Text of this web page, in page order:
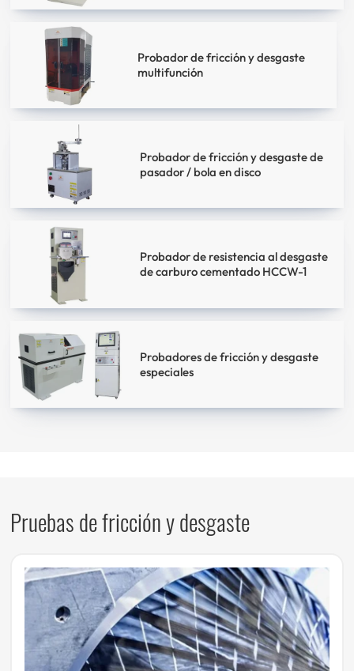
Probador de fricción y desgaste
multifunción
Probador de fricción y desgaste de
pasador / bola en disco
Probador de resistencia al desgaste
de carburo cementado HCCW-1
Probadores de fricción y desgaste
especiales
Pruebas de fricción y desgaste